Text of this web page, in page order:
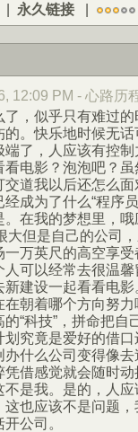
| 永久链接 |
12:09 PM - 心路历
似乎只有难过的
的。快乐地时候无
端了，人应该有控
电影？泡泡吧？
交道我以后还怎么
成为了什么“程序
在我的梦想里，
大但是自己的公司
一万英尺的高空享
可以经常去很温
建设一起看看电影
着哪个方向努力
“科技”，拼命把
究竟是爱好的借
什么公司变得像
凭借感觉就会随时
是我。是的，人
这也应该不是问题
公司。